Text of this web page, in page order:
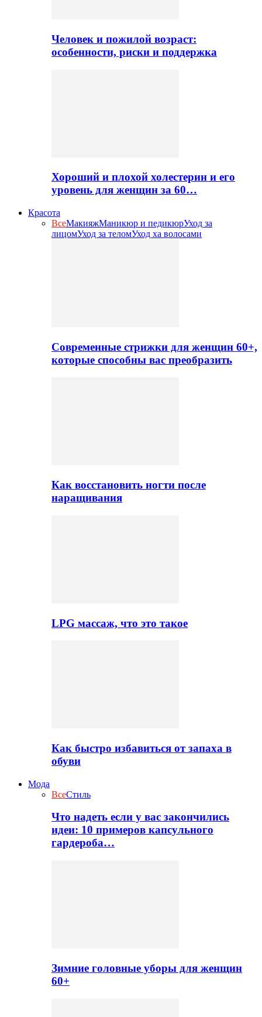
Человек и пожилой возраст:
особенности, риски и поддержка
Хороший и плохой холестерин и его
уровень для женщин за 60…
Красота
ВсеМакияжМаникюр и педикюрУход за
лицомУход за теломУход ха волосами
Современные стрижки для женщин 60+,
которые способны вас преобразить
Как восстановить ногти после
наращивания
LPG массаж, что это такое
Как быстро избавиться от запаха в
обуви
Мода
ВсеСтиль
Что надеть если у вас закончились
идеи: 10 примеров капсульного
гардероба…
Зимние головные уборы для женщин
60+